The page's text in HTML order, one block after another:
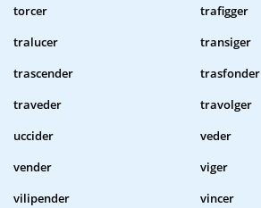
torcer
trafigger
tralucer
transiger
trascender
trasfonder
traveder
travolger
uccider
veder
vender
viger
vilipender
vincer